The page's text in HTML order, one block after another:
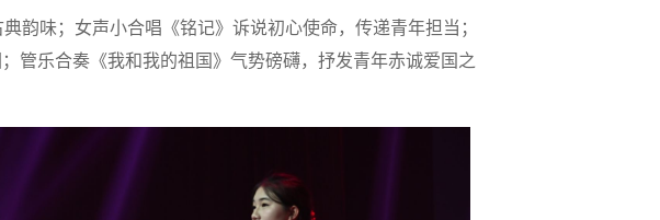
韵味；女声小合唱《铭记》诉说初心使命，传递青年担当；
管乐合奏《我和我的祖国》气势磅礴，抒发青年赤诚爱国之